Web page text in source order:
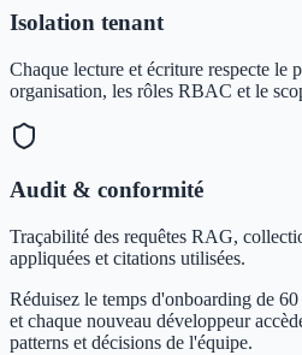
Isolation tenant
Chaque lecture et écriture respecte le
organisation, les rôles RBAC et le
Audit & conformité
Traçabilité des requêtes RAG,
appliquées et citations utilisées.
Réduisez le temps d'onboarding de
et chaque nouveau développeur
patterns et décisions de l'équipe.